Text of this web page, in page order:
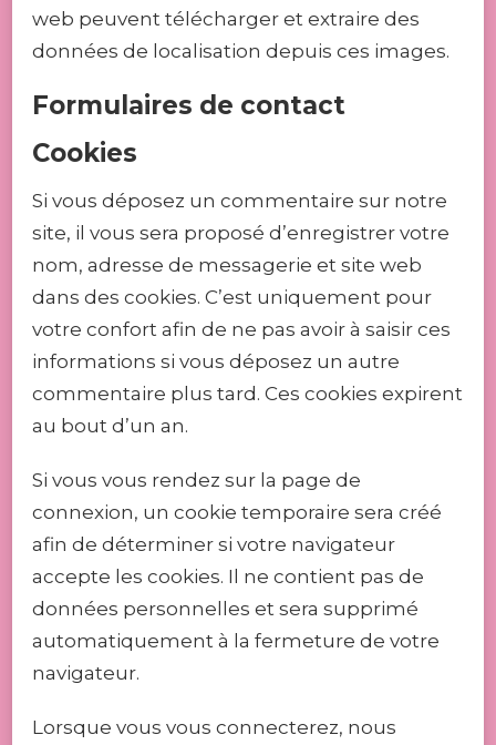
web peuvent télécharger et extraire des
données de localisation depuis ces images.
Formulaires de contact
Cookies
Si vous déposez un commentaire sur notre
site, il vous sera proposé d’enregistrer votre
nom, adresse de messagerie et site web
dans des cookies. C’est uniquement pour
votre confort afin de ne pas avoir à saisir ces
informations si vous déposez un autre
commentaire plus tard. Ces cookies expirent
au bout d’un an.
Si vous vous rendez sur la page de
connexion, un cookie temporaire sera créé
afin de déterminer si votre navigateur
accepte les cookies. Il ne contient pas de
données personnelles et sera supprimé
automatiquement à la fermeture de votre
navigateur.
Lorsque vous vous connecterez, nous